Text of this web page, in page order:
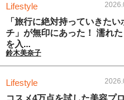
Lifestyle
「旅行に絶対持っていきたい
チ」が無印にあった！ 濡れ
を入...
鈴木美奈子
Lifestyle
コスメ4万点を試した美容プ